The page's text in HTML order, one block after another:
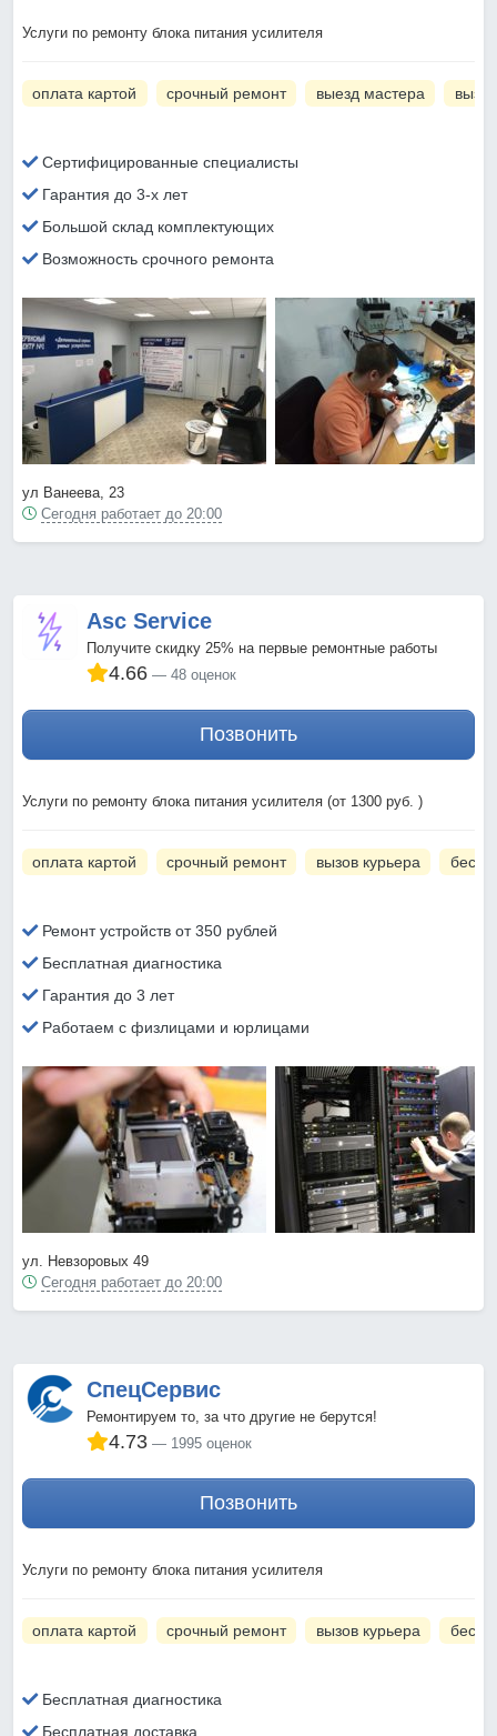
Услуги по ремонту блока питания усилителя
оплата картой срочный ремонт выезд мастера
Сертифицированные специалисты
Гарантия до 3-х лет
Большой склад комплектующих
Возможность срочного ремонта
ул Ванеева, 23
Сегодня работает до 20:00
Asc Service
Получите скидку 25% на первые ремонтные работы
4.66 48 оценок
Позвонить
Услуги по ремонту блока питания усилителя (от 1300 руб. )
оплата картой срочный ремонт вызов курьера
Ремонт устройств от 350 рублей
Бесплатная диагностика
Гарантия до 3 лет
Работаем с физлицами и юрлицами
ул. Невзоровых 49
Сегодня работает до 20:00
СпецСервис
Ремонтируем то, за что другие не берутся!
4.73 1995 оценок
Позвонить
Услуги по ремонту блока питания усилителя
оплата картой срочный ремонт вызов курьера
Бесплатная диагностика
Бесплатная доставка